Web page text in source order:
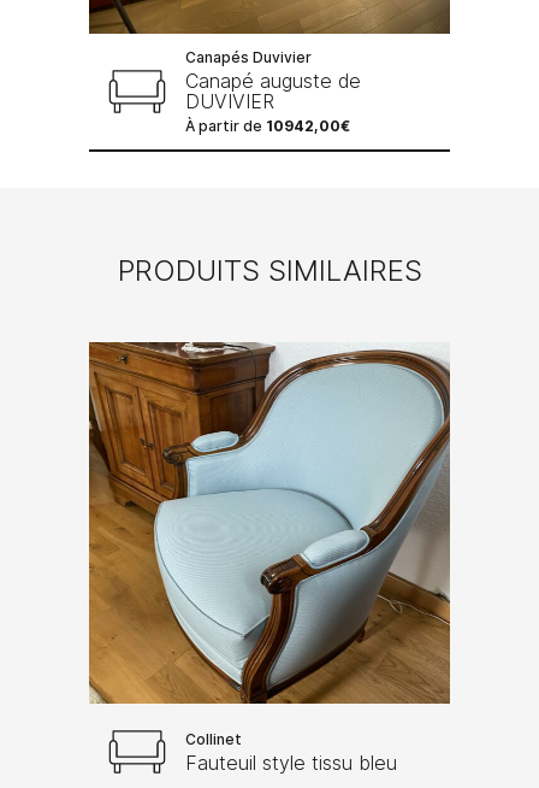
Canapés Duvivier
Canapé auguste de
DUVIVIER
À partir de 10942,00€
PRODUITS SIMILAIRES
Collinet
Fauteuil style tissu bleu